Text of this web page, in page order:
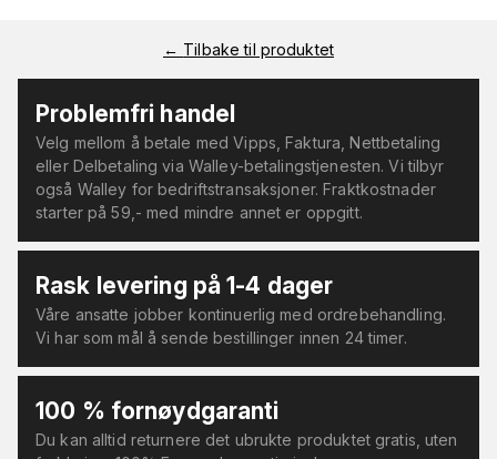
← Tilbake til produktet
Problemfri handel
Velg mellom å betale med Vipps, Faktura, Nettbetaling
eller Delbetaling via Walley-betalingstjenesten. Vi tilbyr
også Walley for bedriftstransaksjoner. Fraktkostnader
starter på 59,- med mindre annet er oppgitt.
Rask levering på 1-4 dager
Våre ansatte jobber kontinuerlig med ordrebehandling.
Vi har som mål å sende bestillinger innen 24 timer.
100 % fornøydgaranti
Du kan alltid returnere det ubrukte produktet gratis, uten